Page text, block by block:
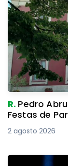
R. Pedro
Festas de
2 agosto 2026